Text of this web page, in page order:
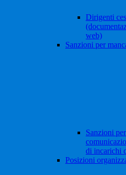
Dirigenti
web)
Sanzioni per
Sanzioni
di incarichi
Posizioni